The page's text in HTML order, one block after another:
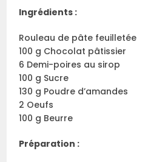
Ingrédients :
Rouleau de pâte feuilletée
100 g Chocolat pâtissier
6 Demi-poires au sirop
100 g Sucre
130 g Poudre d’amandes
2 Oeufs
100 g Beurre
Préparation :